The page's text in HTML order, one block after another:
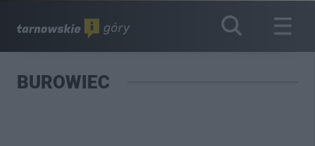
BUROWIEC